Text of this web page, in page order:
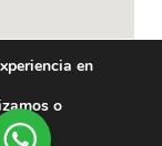
en
o